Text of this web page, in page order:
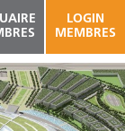
LOGIN
MEMBRES